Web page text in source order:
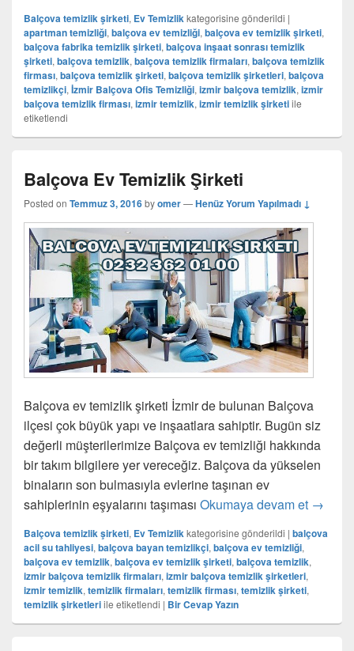
Balçova temizlik şirketi, Ev Temizlikkategorisine gönderildi |
apartman temizliği, balçova ev temizliği, balçova ev temizlik şirketi,
balçova fabrika temizlik şirketi, balçova inşaat sonrası temizlik
şirketi, balçova temizlik, balçova temizlik firmaları, balçova temizlik
firması, balçova temizlik şirketi, balçova temizlik şirketleri, balçova
temizlikçi, İzmir Balçova Ofis Temizliği, izmir balçova temizlik, izmir
balçova temizlik firması, izmir temizlik, izmir temizlik şirketiile
etiketlendi
Balçova Ev Temizlik Şirketi
Posted on Temmuz 3, 2016byomer—Henüz Yorum Yapılmadı ↓
Balçova ev temizlik şirketi İzmir de bulunan Balçova
ilçesi çok büyük yapı ve inşaatlara sahiptir. Bugün siz
değerli müşterilerimize Balçova ev temizliği hakkında
bir takım bilgilere yer vereceğiz. Balçova da yükselen
binaların son bulmasıyla evlerine taşınan ev
sahiplerinin eşyalarını taşıması Okumaya devam et →
Balçova temizlik şirketi, Ev Temizlikkategorisine gönderildi | balçova
acil su tahliyesi, balçova bayan temizlikçi, balçova ev temizliği,
balçova ev temizlik, balçova ev temizlik şirketi, balçova temizlik,
izmir balçova temizlik firmaları, izmir balçova temizlik şirketleri,
izmir temizlik, temizlik firmaları, temizlik firması, temizlik şirketi,
temizlik şirketleriile etiketlendi | Bir Cevap Yazın